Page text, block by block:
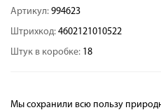
Артикул: 994623
Штрихкод: 4602121010522
Штук в коробке: 18
Мы сохранили всю пользу